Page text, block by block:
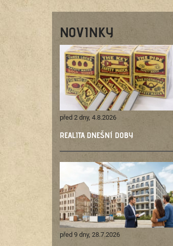
NOVINKY
před 2 dny, 4.8.2026
REALITA DNEŠNÍ DOBY
před 9 dny, 28.7.2026